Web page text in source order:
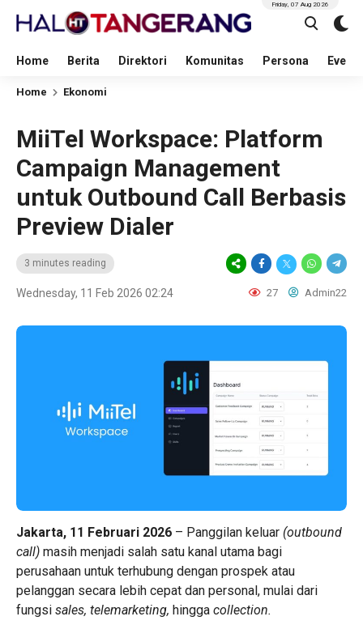
Home Berita Direktori Komunitas Persona Event
Friday, 07 Aug 2026
Home Ekonomi
MiiTel Workspace: Platform
Campaign Management
untuk Outbound Call Berbasis
Preview Dialer
3 minutes reading
Wednesday, 11 Feb 2026 02:24 27 Admin22
Jakarta, 11 Februari 2026 – Panggilan keluar (outbound
call) masih menjadi salah satu kanal utama bagi
perusahaan untuk terhubung dengan prospek atau
pelanggan secara lebih cepat dan personal, mulai dari
fungsi sales, telemarketing, hingga collection.